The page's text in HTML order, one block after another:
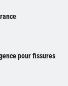
pour fissures